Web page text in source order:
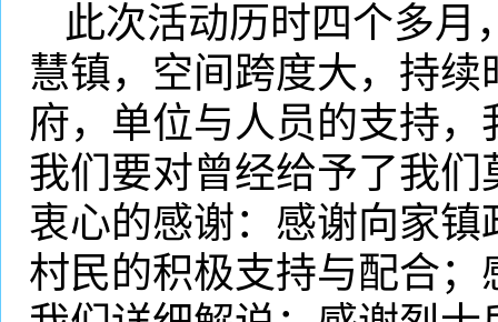
此次活动历时四个多月
慧镇，空间跨度大，持
府，单位与人员的支持
我们要对曾经给予了我
衷心的感谢：感谢向家
村民的积极支持与配合